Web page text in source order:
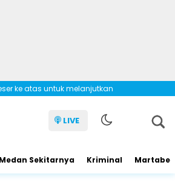
ke atas untuk melanjutkan
LIVE
Medan Sekitarnya Kriminal Martabe